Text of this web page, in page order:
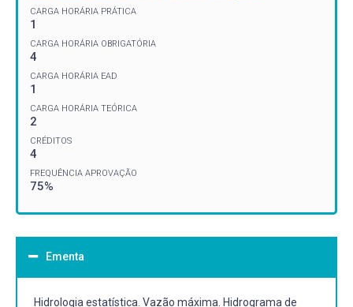
CARGA HORÁRIA PRÁTICA
1
CARGA HORÁRIA OBRIGATÓRIA
4
CARGA HORÁRIA EAD
1
CARGA HORÁRIA TEÓRICA
2
CRÉDITOS
4
FREQUÊNCIA APROVAÇÃO
75%
Ementa
Hidrologia estatística. Vazão máxima. Hidrograma de